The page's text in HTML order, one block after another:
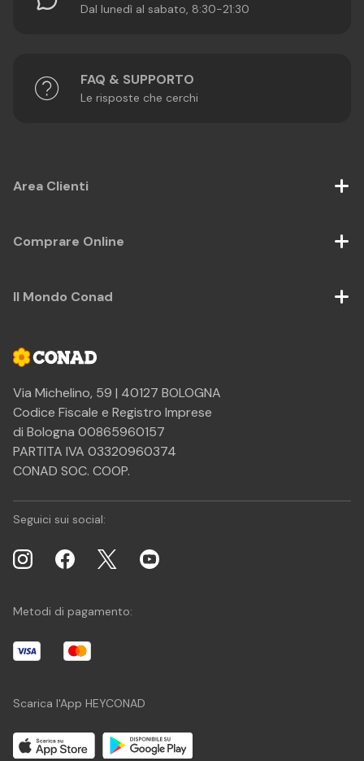
Dal lunedì al sabato, 8:30-21:30
FAQ & SUPPORTO
Le risposte che cerchi
Via Michelino, 59 | 40127 BOLOGNA
Codice Fiscale e Registro Imprese
di Bologna 00865960157
PARTITA IVA 03320960374
CONAD SOC. COOP.
Area Clienti
Comprare Online
Il Mondo Conad
Seguici sui social:
Metodi di pagamento:
Scarica l'App HEYCONAD